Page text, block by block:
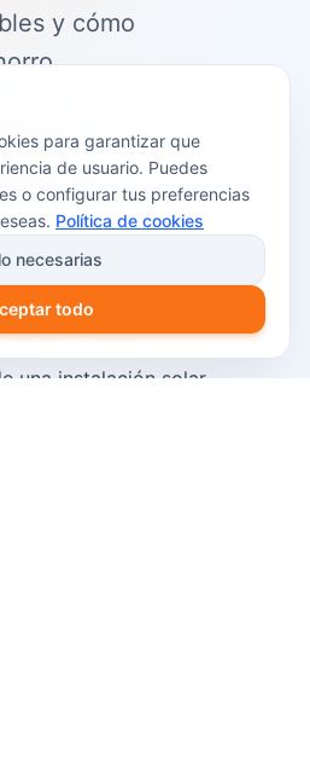
y cómo
guía:
autoconsumo
disponibles en
de inversión
una instalación solar
para garantizar que
de usuario. Puedes
o configurar tus preferencias
Política de cookies
necesarias
todo